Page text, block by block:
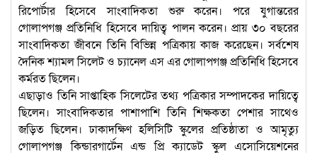
রিপোর্টার হিসেবে সাংবাদিকতা শুরু করেন। পরে যুগান্তরের
গোলাপগঞ্জ প্রতিনিধি হিসেবে দায়িত্ব পালন করেন। প্রায় ৩০ বছরের
সাংবাদিকতা জীবনে তিনি বিভিন্ন পত্রিকায় কাজ করেছেন। সর্বশেষ
দৈনিক শ্যামল সিলেট ও চ্যানেল এস এর গোলাপগঞ্জ প্রতিনিধি হিসেবে
কর্মরত ছিলেন।
এছাড়াও তিনি সাপ্তাহিক সিলেটের তথ্য পত্রিকার সম্পাদকের দায়িত্বে
ছিলেন। সাংবাদিকতার পাশাপাশি তিনি শিক্ষকতা পেশার সাথেও
জড়িত ছিলেন। ঢাকাদক্ষিণ হলিসিটি স্কুলের প্রতিষ্ঠাতা ও আমৃত্যু
গোলাপগঞ্জ কিন্ডারগার্টেন এন্ড প্রি ক্যাডেট স্কুল এসোসিয়েশনের